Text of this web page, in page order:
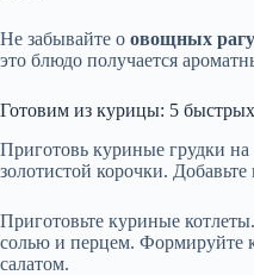
Не забывайте о овощных рагу
это блюдо получается
Готовим из курицы: 5
Приготовь куриные грудки
золотистой корочки.
Приготовьте куриные
солью и перцем. Формируйте
салатом.